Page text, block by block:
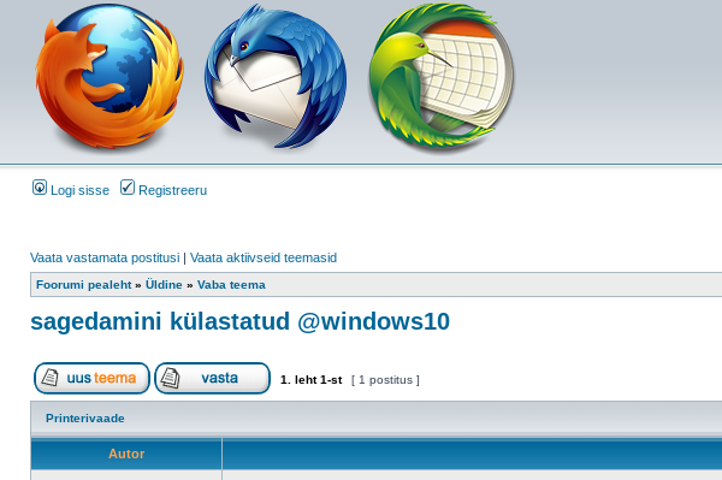
Logi sisse Registreeru
Vaata vastamata postitusi | Vaata aktiivseid teemasid
Foorumi pealeht» Üldine » Vaba teema
sagedamini külastatud @windows10
1 . leht1-st [ 1 postitus ]
Printerivaade
Autor